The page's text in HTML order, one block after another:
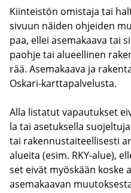
Kiin­teis­tön omis­ta­ja tai
si­vuun näi­den oh­jei­den
paa, ellei ase­ma­kaa­va tai
paoh­je tai alu­eel­li­nen
rää. Ase­ma­kaa­va ja
Oskari-​karttapalvelusta.
Alla lis­ta­tut va­pau­tuk­set
la tai ase­tuk­sel­la
tai ra­ken­nus­tai­teel­li­ses­ti
aluei­ta (esim. RKY-​alue),
set eivät myös­kään koske
ase­ma­kaa­van